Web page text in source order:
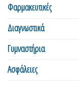
Φαρμακευτικές
Διαγνωστικά
Γυμναστήρια
Ασφάλειες